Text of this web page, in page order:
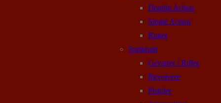
Double Action
Single Action
Ruger
Sortkrudt
Geværer / Rifler
Revolvere
Pistoler